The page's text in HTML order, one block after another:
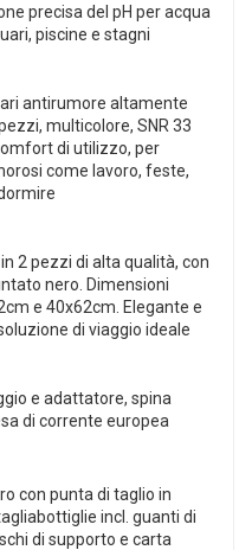
precisa del pH per acqua
piscine e stagni
antirumore altamente
multicolore, SNR 33
di utilizzo, per
come lavoro, feste,
2 pezzi di alta qualità, con
nero. Dimensioni
e 40x62cm. Elegante e
di viaggio ideale
e adattatore, spina
di corrente europea
con punta di taglio in
incl. guanti di
di supporto e carta